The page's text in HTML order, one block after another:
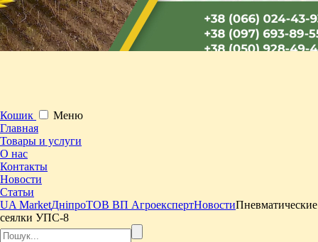
Кошик
Меню
Главная
Товары и услуги
О нас
Контакты
Новости
Статьи
UA MarketДніпроТОВ ВП АгроекспертНовостиПневматические
сеялки УПС-8